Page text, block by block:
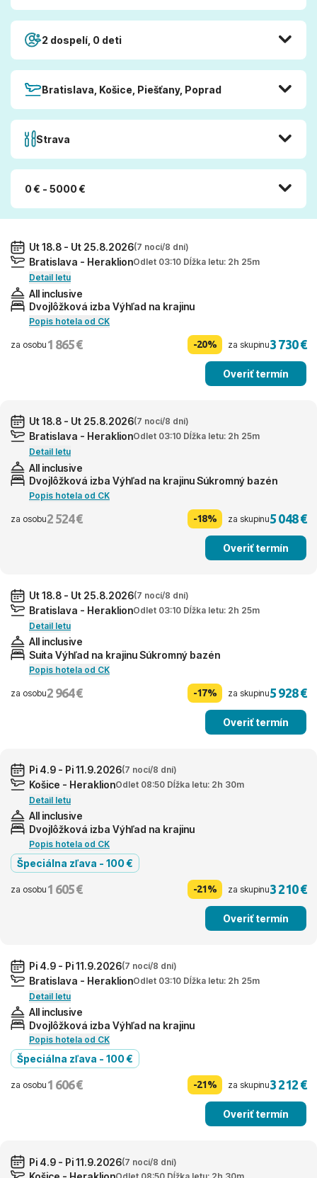
2 dospelí, 0 deti
Bratislava, Košice, Piešťany, Poprad
Strava
0 € - 5000 €
Ut 18.8 - Ut 25.8.2026(7 nocí/8 dní)
Bratislava - HeraklionOdlet 03:10 Dĺžka letu: 2h 25m
Detail letu
All inclusive
Dvojlôžková izba Výhľad na krajinu
Popis hotela od CK
za osobu 1 865 € -20% za skupinu3 730 €
Overiť termín
Ut 18.8 - Ut 25.8.2026(7 nocí/8 dní)
Bratislava - HeraklionOdlet 03:10 Dĺžka letu: 2h 25m
Detail letu
All inclusive
Dvojlôžková izba Výhľad na krajinu Súkromný bazén
Popis hotela od CK
za osobu2 524 € -18% za skupinu5 048 €
Overiť termín
Ut 18.8 - Ut 25.8.2026(7 nocí/8 dní)
Bratislava - HeraklionOdlet 03:10 Dĺžka letu: 2h 25m
Detail letu
All inclusive
Suita Výhľad na krajinu Súkromný bazén
Popis hotela od CK
za osobu2 964 € -17% za skupinu5 928 €
Overiť termín
Pi 4.9 - Pi 11.9.2026(7 nocí/8 dní)
Košice - HeraklionOdlet 08:50 Dĺžka letu: 2h 30m
Detail letu
All inclusive
Dvojlôžková izba Výhľad na krajinu
Popis hotela od CK
Špeciálna zľava - 100 €
za osobu 1 605 € -21% za skupinu3 210 €
Overiť termín
Pi 4.9 - Pi 11.9.2026(7 nocí/8 dní)
Bratislava - HeraklionOdlet 03:10 Dĺžka letu: 2h 25m
Detail letu
All inclusive
Dvojlôžková izba Výhľad na krajinu
Popis hotela od CK
Špeciálna zľava - 100 €
za osobu 1 606 € -21% za skupinu3 212 €
Overiť termín
Pi 4.9 - Pi 11.9.2026(7 nocí/8 dní)